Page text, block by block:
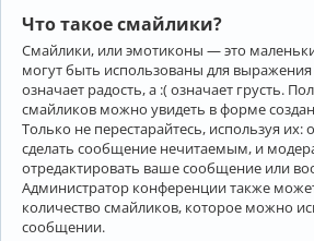
Что такое смайлики?
Смайлики, или эмотиконы — это
могут быть использованы для
означает радость, а :( означает грусть.
смайликов можно увидеть в форме
Только не перестарайтесь, используя их:
сделать сообщение нечитаемым, и
отредактировать ваше сообщение или
Администратор конференции также
количество смайликов, которое можно
сообщении.